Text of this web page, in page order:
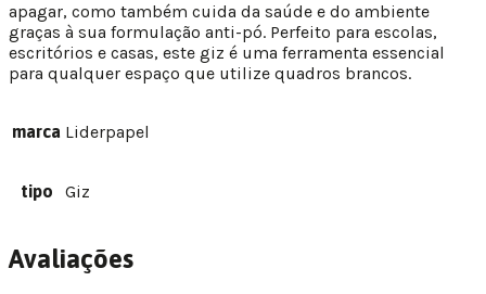
apagar, como também cuida da saúde e do ambiente
graças à sua formulação anti-pó. Perfeito para escolas,
escritórios e casas, este giz é uma ferramenta essencial
para qualquer espaço que utilize quadros brancos.
marca Liderpapel
tipo Giz
Avaliações